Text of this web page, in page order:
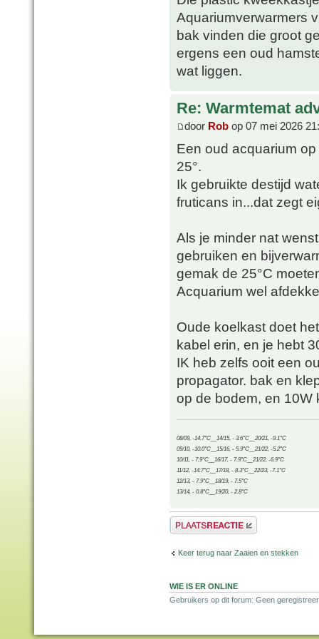
Aquariumverwarmers
bak vinden die groot
ergens een oud
wat liggen.
Re: Warmtemat
door Rob op 07 mei 2026
Een oud acquarium
25°.
Ik gebruikte destijd
fruticans in...dat zegt
Als je minder nat
gebruiken en
gemak de 25°C
Acquarium wel
Oude koelkast doet
kabel erin, en je hebt
IK heb zelfs ooit een
propagator. bak en
op de bodem, en 10W
08/09, -14.7°C__14/15, - 3.6°C__20/21, -9.1°C
09/10, -10.0°C__15/16, - 5.9°C__21/22, -5.2°C
10/11, - 7.9°C__16/17, - 7.9°C__21/22, -6.9°C
11/12, -14.7°C__17/18, - 8.3°C__22/23, -7.1°C
12/13, - 7.9°C__18/19, - 7.5°C
13/14, - 0.8°C__19/20, - 2.8°C
Plaats een reactie
Keer terug naar Zaaien en stekken
WIE IS ER ONLINE
Gebruikers op dit forum: Geen